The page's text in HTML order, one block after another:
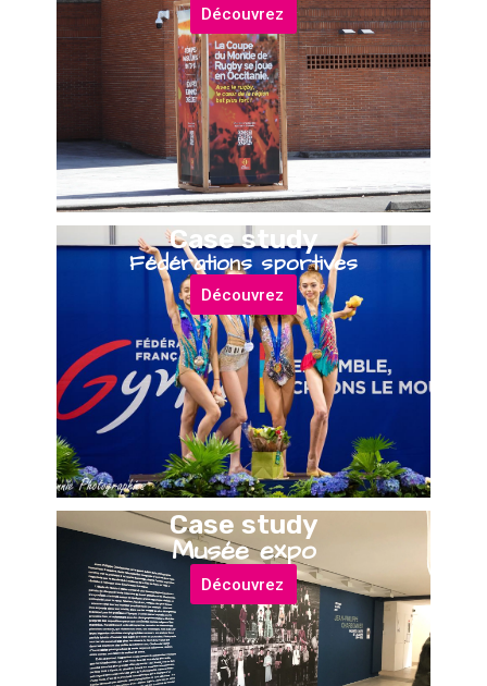
Découvrez
Case study
Fédérations sportives
Découvrez
Case study
Musée expo
Découvrez